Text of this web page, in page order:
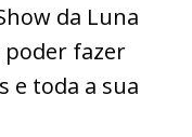
da Luna
fazer
e toda a sua